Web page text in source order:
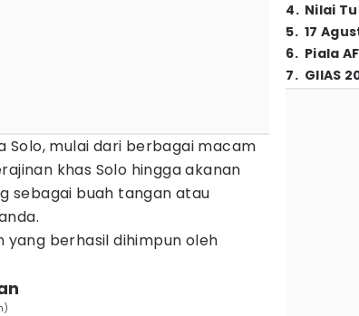
Solo, mulai dari berbagai macam
khas Solo hingga akanan
sebagai buah tangan atau
berhasil dihimpun oleh
4. Nilai
5. 17
6. Piala
7. GIIAS